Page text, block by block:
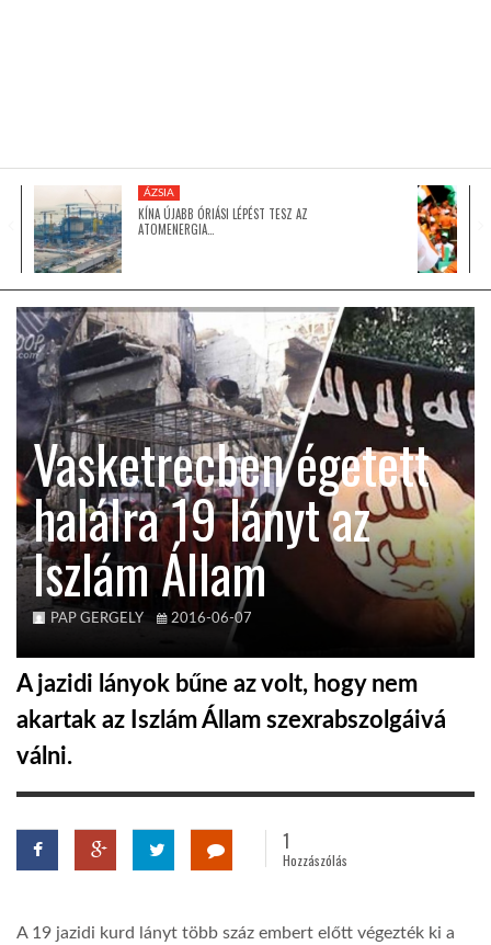
GLOBOTV BP
HÍR3D
TROPICALMAGAZIN
GLOBOTV
AFRIKA TUDÁSTÁR
A NAP SZÉPE
LINKTR.EE
GLOBOZSARU
DOBRAVERO.HU
ÁZSIA
KÍNA ÚJABB ÓRIÁSI LÉPÉST TESZ AZ
ATOMENERGIA…
Vasketrecben égetett
halálra 19 lányt az
Iszlám Állam
PAP GERGELY 2016-06-07
A jazidi lányok bűne az volt, hogy nem
akartak az Iszlám Állam szexrabszolgáivá
válni.
1
Hozzászólás
A 19 jazidi kurd lányt több száz embert előtt végezték ki a